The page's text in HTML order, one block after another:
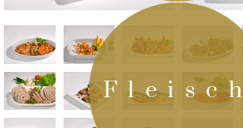
Fleisch